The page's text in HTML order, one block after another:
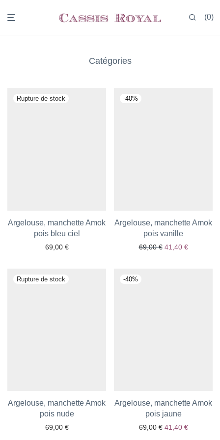
0
Catégories
Argelouse, manchette Amok
pois bleu ciel
69,00 €
-40%
Argelouse, manchette Amok
pois vanille
69,00€ Le prix initial
41,40 €Le prix
Argelouse, manchette Amok
pois nude
69,00 €
-40%
Argelouse, manchette Amok
pois jaune
69,00€ Le prix initial
41,40 €Le prix